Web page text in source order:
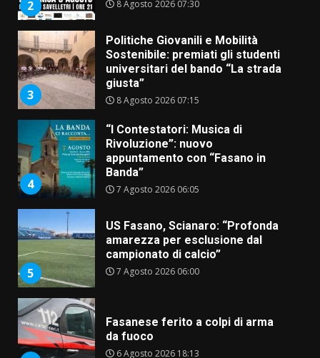
3
4
“I Contestatori: Musica di
Rivoluzione”: nuovo
appuntamento con “Fasano in
Banda”
7 Agosto 2026 06:05
5
US Fasano, Scianaro: “Profonda
amarezza per esclusione dal
campionato di calcio”
7 Agosto 2026 06:00
6
Fasanese ferito a colpi di arma
da fuoco
6 Agosto 2026 18:13
Carta d’identità: continua il piano
di aperture straordinarie del
Comune di Fasano